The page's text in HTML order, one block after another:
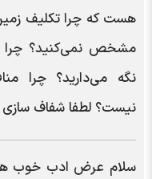
مشخص نمی‌کنید؟ چرا
نگه می‌دارید؟ چرا
نیست؟ لطفا شفاف سازی
سلام عرض ادب خوب